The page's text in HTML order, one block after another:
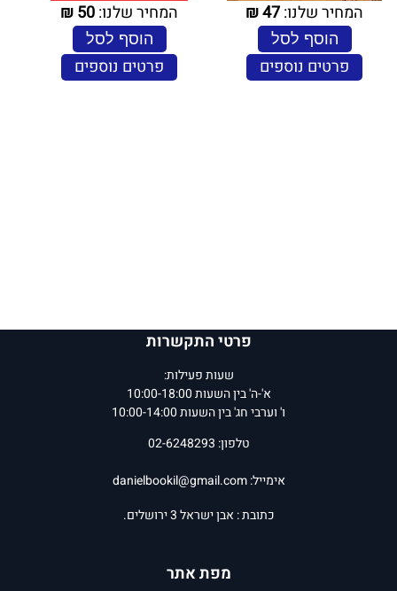
המחיר שלנו:47
₪
הוסף לסל
פרטים נוספים
המחיר שלנו:50
₪
הוסף לסל
פרטים נוספים
פרטי התקשרות
שעות פעילות:
א'-ה' בין השעות 10:00-18:00
ו' וערבי חג' בין השעות 10:00-14:00
טלפון: 02-6248293
אימייל:danielbookil@gmail.com
כתובת : אבן ישראל 3 ירושלים.
מפת אתר